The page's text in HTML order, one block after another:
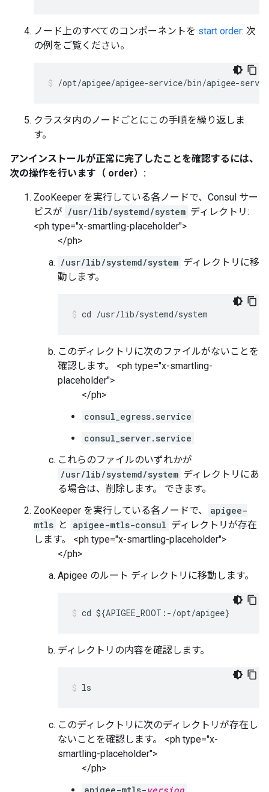
ノード上のすべてのコンポーネントを start order: 次
の例をご覧ください。
/opt/apigee/apigee-service/bin/apigee-
クラスタ内のノードごとにこの手順を繰り返しま
す。
アンインストールが正常に完了したことを確認するには、
次の操作を行います（ order）:
ZooKeeper を実行している各ノードで、Consul サー
ビスが /usr/lib/systemd/system ディレクトリ:
<ph type="x-smartling-placeholder">
</ph>
/usr/lib/systemd/system ディレクトリに移
動します。
cd /usr/lib/systemd/system
このディレクトリに次のファイルがないことを
確認します。 <ph type="x-smartling-
placeholder">
</ph>
consul_egress.service
consul_server.service
これらのファイルのいずれかが
/usr/lib/systemd/system ディレクトリにあ
る場合は、削除します。 できます。
ZooKeeper を実行している各ノードで、
apigee-
mtls と apigee-mtls-consul ディレクトリが存在
します。 <ph type="x-smartling-placeholder">
</ph>
Apigee のルート ディレクトリに移動します。
cd ${APIGEE_ROOT:-/opt/apigee}
ディレクトリの内容を確認します。
ls
このディレクトリに次のディレクトリが存在し
ない ことを確認します。 <ph type="x-
smartling-placeholder">
</ph>